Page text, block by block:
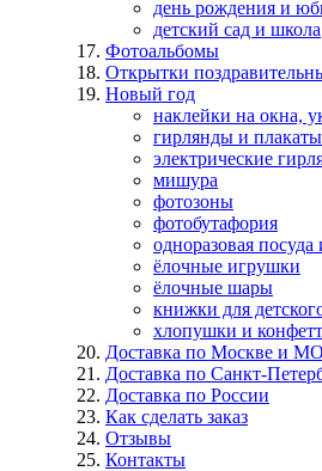
день рождения и
детский сад и школа
Фотоальбомы
Открытки
Новый год
наклейки на окна,
гирлянды и плакаты
электрические
мишура
фотозоны
фотобутафория
одноразовая посуда
ёлочные игрушки
ёлочные шары
книжки для
хлопушки и
Доставка по Москве и МО
Доставка по Санкт-
Доставка по России
Как сделать заказ
Отзывы
Контакты